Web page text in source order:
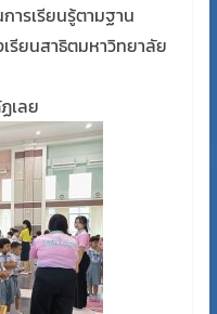
ารเรียนรู้ตามฐาน
รียนสาธิตมหาวิทยาลัย
เลย